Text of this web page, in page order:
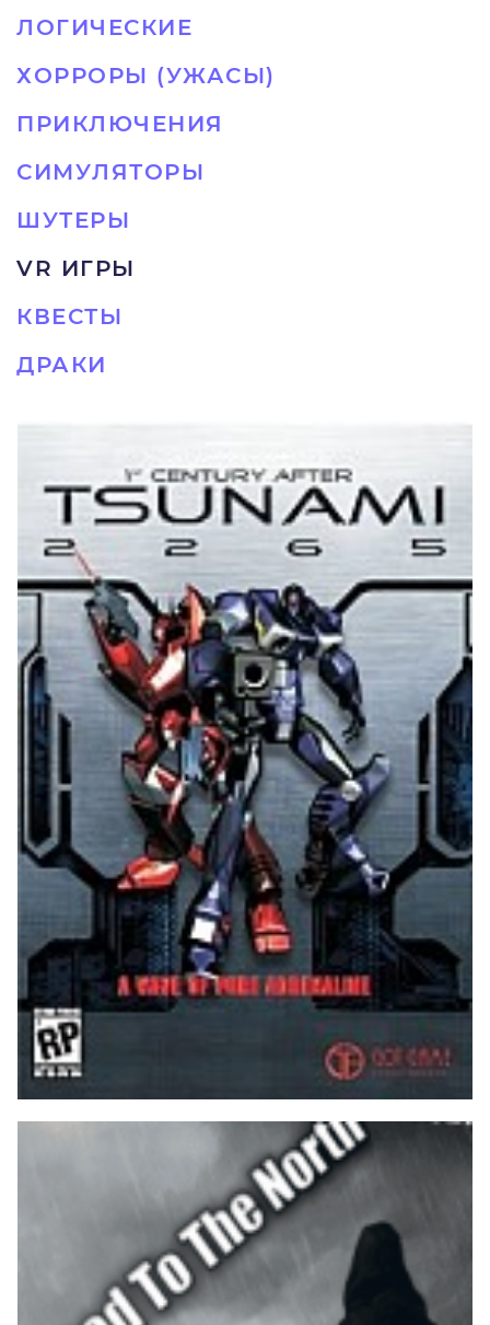
ЛОГИЧЕСКИЕ
ХОРРОРЫ (УЖАСЫ)
ПРИКЛЮЧЕНИЯ
СИМУЛЯТОРЫ
ШУТЕРЫ
VR ИГРЫ
КВЕСТЫ
ДРАКИ